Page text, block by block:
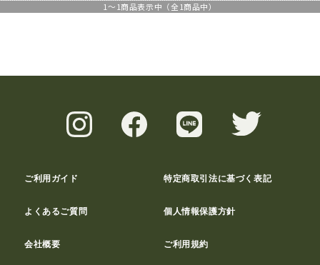
1 ～ 1商品表示中（全 1商品中）
ご利用ガイド 特定商取引法に基づく表記
よくあるご質問 個人情報保護方針
会社概要 ご利用規約